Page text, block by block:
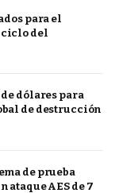
para el
del
dólares para
de destrucción
de prueba
ataque AES de 7